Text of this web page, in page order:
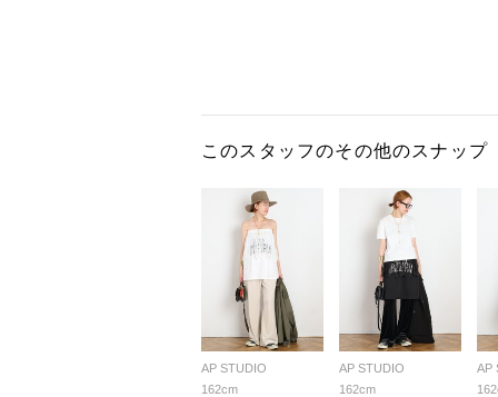
このスタッフのその他のスナップ
AP STUDIO
162cm
AP STUDIO
162cm
AP